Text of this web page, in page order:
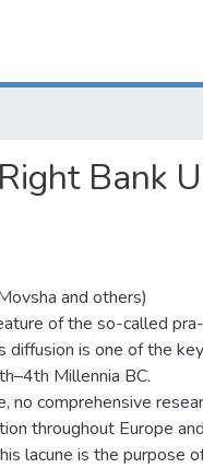
Bank
and others)
of the so-called pra-
diffusion is one of the key
Millennia BC.
no comprehensive
throughout Europe and
lacune is the purpose